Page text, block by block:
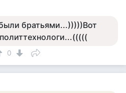
братьями...)))))Вот
0